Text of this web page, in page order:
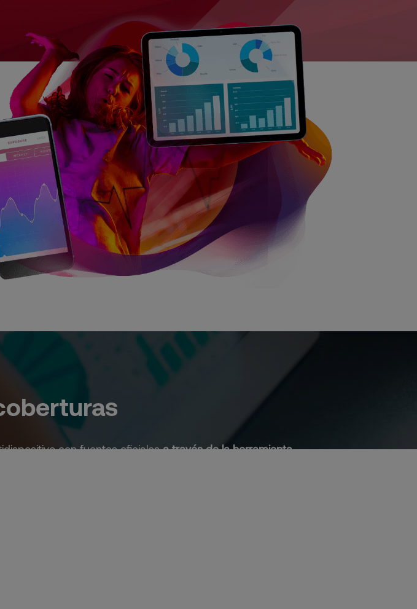
con fuentes oficialesa través de la herramienta